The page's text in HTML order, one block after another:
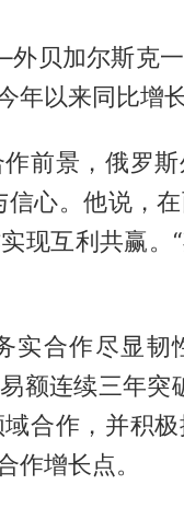
贝加尔斯克
年以来同比增
前景，俄罗
心。他说，
现互利共赢。
实合作尽显韧
额连续三年
合作，并积
作增长点。